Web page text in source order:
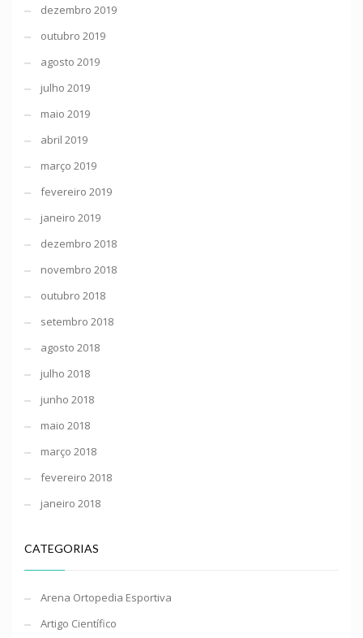
dezembro 2019
outubro 2019
agosto 2019
julho 2019
maio 2019
abril 2019
março 2019
fevereiro 2019
janeiro 2019
dezembro 2018
novembro 2018
outubro 2018
setembro 2018
agosto 2018
julho 2018
junho 2018
maio 2018
março 2018
fevereiro 2018
janeiro 2018
CATEGORIAS
Arena Ortopedia Esportiva
Artigo Científico